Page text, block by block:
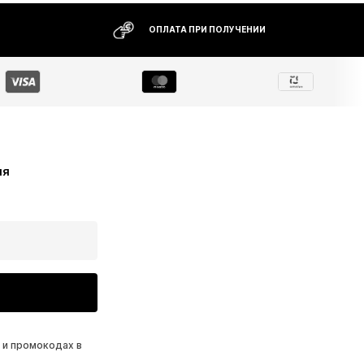
ОПЛАТА ПРИ ПОЛУЧЕНИИ
промокодах в